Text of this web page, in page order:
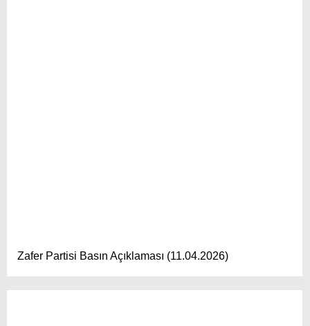
Zafer Partisi Basın Açıklaması (11.04.2026)